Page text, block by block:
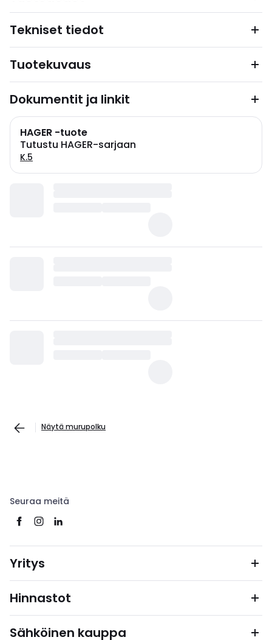
Tekniset tiedot
Tuotekuvaus
Dokumentit ja linkit
HAGER -tuote
Tutustu HAGER-sarjaan
K.5
Näytä murupolku
Seuraa meitä
Yritys
Hinnastot
Sähköinen kauppa